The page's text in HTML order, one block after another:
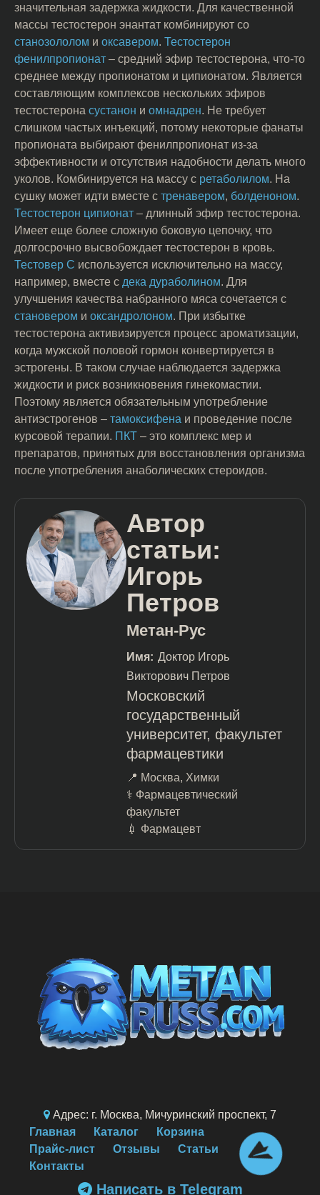
значительная задержка жидкости. Для качественной
массы тестостерон энантат комбинируют со
станозололом и оксавером. Тестостерон
фенилпропионат – средний эфир тестостерона, что-то
среднее между пропионатом и ципионатом. Является
составляющим комплексов нескольких эфиров
тестостерона сустанон и омнадрен. Не требует
слишком частых инъекций, потому некоторые фанаты
пропионата выбирают фенилпропионат из-за
эффективности и отсутствия надобности делать много
уколов. Комбинируется на массу с ретаболилом. На
сушку может идти вместе с тренавером, болденоном.
Тестостерон ципионат – длинный эфир тестостерона.
Имеет еще более сложную боковую цепочку, что
долгосрочно высвобождает тестостерон в кровь.
Тестовер С используется исключительно на массу,
например, вместе с дека дураболином. Для
улучшения качества набранного мяса сочетается с
становером и оксандролоном. При избытке
тестостерона активизируется процесс ароматизации,
когда мужской половой гормон конвертируется в
эстрогены. В таком случае наблюдается задержка
жидкости и риск возникновения гинекомастии.
Поэтому является обязательным употребление
антиэстрогенов – тамоксифена и проведение после
курсовой терапии. ПКТ – это комплекс мер и
препаратов, принятых для восстановления организма
после употребления анаболических стероидов.
Автор
статьи:
Игорь
Петров
Метан-Рус
Имя: Доктор Игорь
Викторович Петров
Московский
государственный
университет, факультет
фармацевтики
📍 Москва, Химки
⚕️ Фармацевтический
факультет
💉 Фармацевт
Адрес: г. Москва, Мичуринский проспект, 7
Главная
Каталог
Корзина
Прайс-лист
Отзывы
Статьи
Контакты
Написать в Telegram